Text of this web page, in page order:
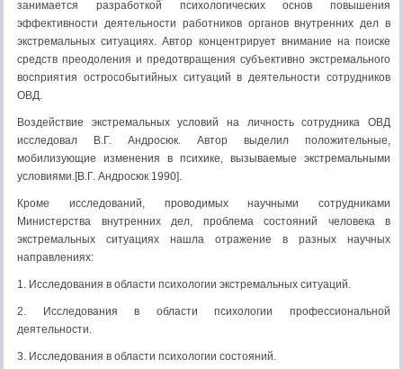
занимается разработкой психологических основ повышения
эффективности деятельности работников органов внутренних дел в
экстремальных ситуациях. Автор концентрирует внимание на поиске
средств преодоления и предотвращения субъективно экстремального
восприятия острособытийных ситуаций в деятельности сотрудников
ОВД.
Воздействие экстремальных условий на личность сотрудника ОВД
исследовал В.Г. Андросюк. Автор выделил положительные,
мобилизующие изменения в психике, вызываемые экстремальными
условиями.[В.Г. Андросюк 1990].
Кроме исследований, проводимых научными сотрудниками
Министерства внутренних дел, проблема состояний человека в
экстремальных ситуациях нашла отражение в разных научных
направлениях:
1. Исследования в области психологии экстремальных ситуаций.
2. Исследования в области психологии профессиональной
деятельности.
3. Исследования в области психологии состояний.